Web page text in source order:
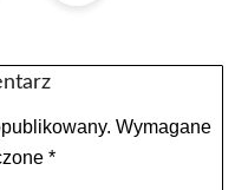
Wymagane
*